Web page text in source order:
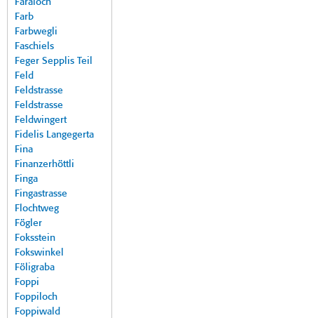
Faraloch
Farb
Farbwegli
Faschiels
Feger Sepplis Teil
Feld
Feldstrasse
Feldstrasse
Feldwingert
Fidelis Langegerta
Fina
Finanzerhöttli
Finga
Fingastrasse
Flochtweg
Fögler
Foksstein
Fokswinkel
Föligraba
Foppi
Foppiloch
Foppiwald